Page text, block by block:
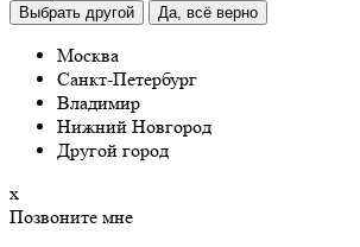
Выбрать другой Да, всё верно
Москва
Санкт-Петербург
Владимир
Нижний Новгород
Другой город
х
Позвоните мне